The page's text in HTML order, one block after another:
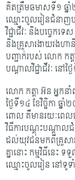
គិតត្រឹមឆមាសទី១ ឆ្
ឈ្មោះចូលរៀនជំនាញប
វិជ្ជាជីវៈ និងបច្ចេក
និងគ្រួសារងាយរងហា
បញ្ជាក់របស់ លោក កត្ត
បណ្តាលវិជ្ជាជីវៈ នៅថ្
លោក កត្តា អ៊ន អ្នកន
ថ្ងៃទី១៤ ខែវិច្ឆិកា
ពោល គឺមានរយៈពេលជា
វិធីការបណ្តុះបណ្តាល
ដល់យុវជនមកពីគ្រួសា
គ្នានោះ កម្មវិធីនេ
ឈ្មោះចូលរៀន នៅទូទ